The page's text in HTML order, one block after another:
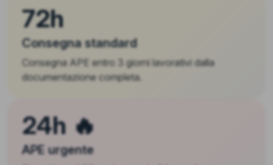
72h
Consegna standard
Consegna APE entro 3 giorni lavorativi dalla
documentazione completa.
24h 🔥
APE urgente